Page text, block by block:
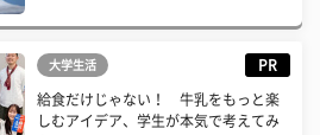
大学生活 PR
給食だけじゃない！ 牛乳をもっと楽
しむアイデア、学生が本気で考えてみ